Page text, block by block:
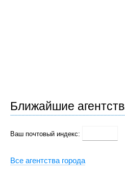
Ближайшие
Ваш почтовый индекс:
Все агентства города